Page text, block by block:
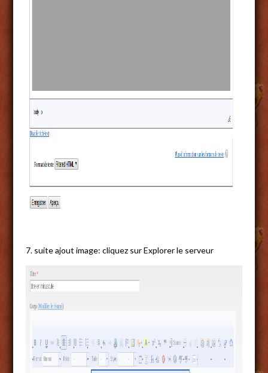
7. suite ajout image: cliquez sur Explorer le serveur